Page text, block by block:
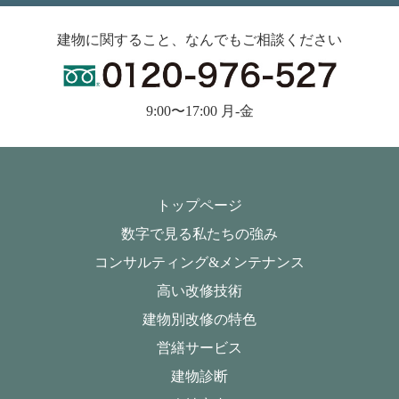
建物に関すること、なんでもご相談ください
9:00〜17:00 月-金
トップページ
数字で見る私たちの強み
コンサルティング&メンテナンス
高い改修技術
建物別改修の特色
営繕サービス
建物診断